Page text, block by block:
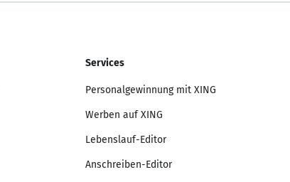
Services
Personalgewinnung mit XING
Werben auf XING
Lebenslauf-Editor
Anschreiben-Editor